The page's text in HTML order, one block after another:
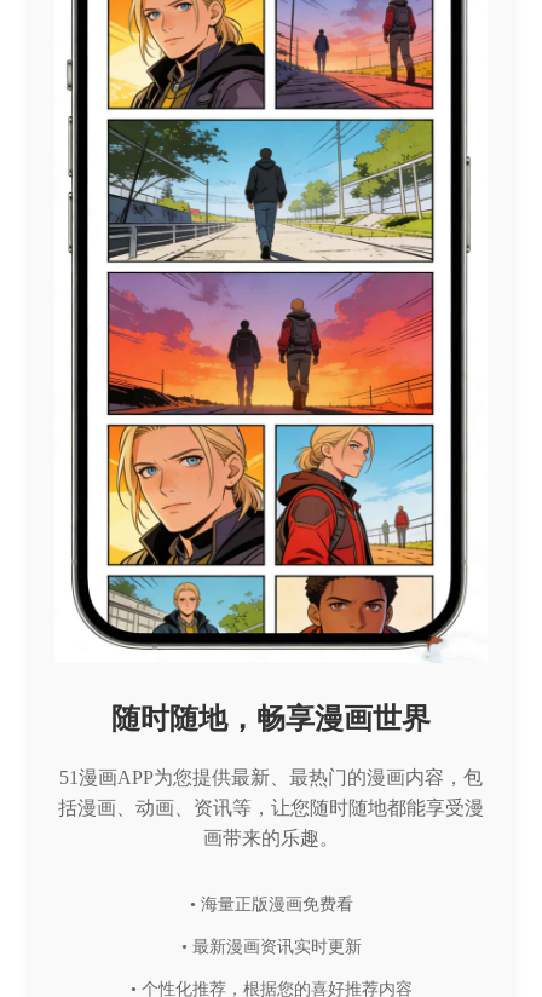
随时随地，畅享漫画世界
51漫画APP为您提供最新、最热门的漫画内容，包
括漫画、动画、资讯等，让您随时随地都能享受漫
画带来的乐趣。
• 海量正版漫画免费看
• 最新漫画资讯实时更新
• 个性化推荐，根据您的喜好推荐内容